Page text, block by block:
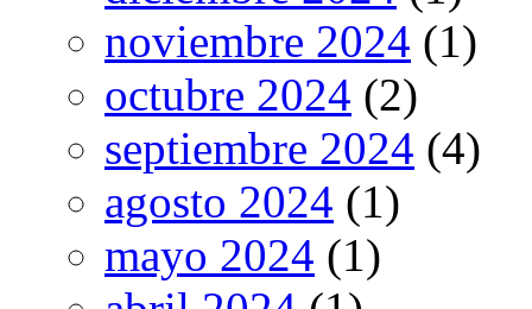
noviembre 2024 (1)
octubre 2024 (2)
septiembre 2024 (4)
agosto 2024 (1)
mayo 2024 (1)